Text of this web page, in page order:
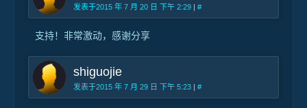
发表于2015 年 7 月 20 日 下午 2:29 | #
支持！非常激动，感谢分享
shiguojie
发表于2015 年 7 月 29 日 下午 5:23 | #